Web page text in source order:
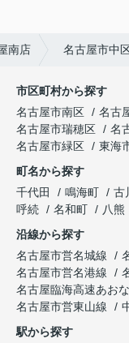
南店 名古屋市中
市区町村から探す
名古屋市南区
名古
名古屋市瑞穂区
名
名古屋市緑区
東海
町名から探す
千代田
鳴海町 古
呼続
名和町
八熊
沿線から探す
名古屋市営名城線
名古屋市営名港線
名古屋臨海高速あお
名古屋市営東山線
駅から探す